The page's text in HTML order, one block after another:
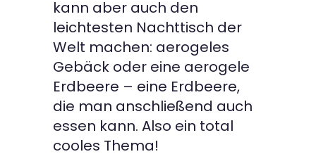
kann aber auch den
leichtesten Nachttisch der
Welt machen: aerogeles
Gebäck oder eine aerogele
Erdbeere – eine Erdbeere,
die man anschließend auch
essen kann. Also ein total
cooles Thema!